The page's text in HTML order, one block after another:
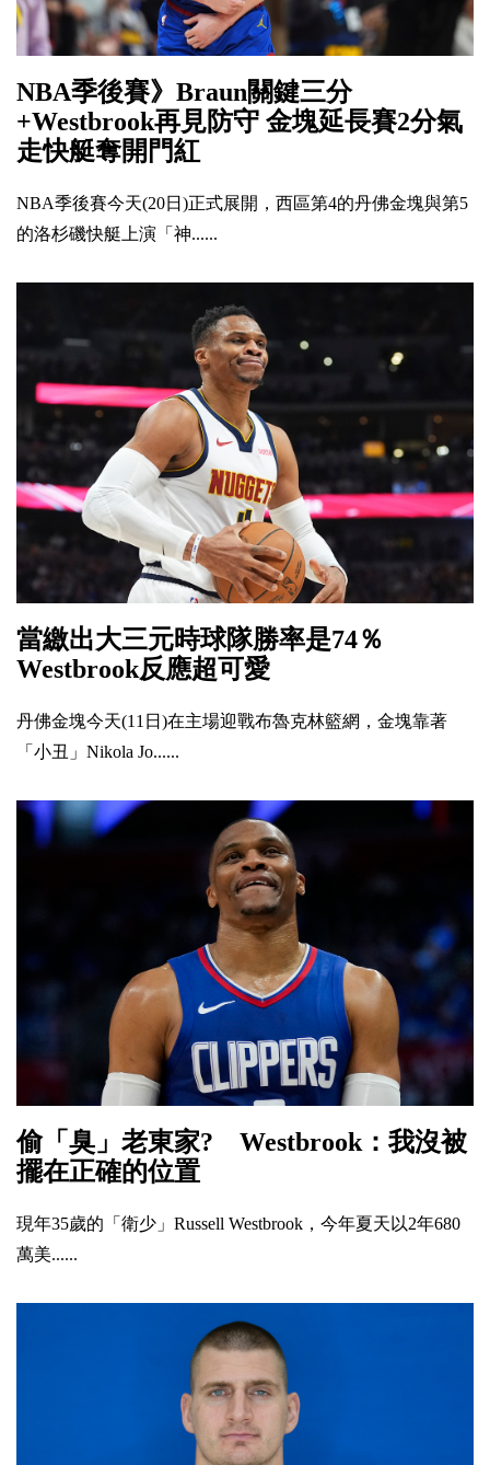
NBA季後賽》Braun關鍵三分
+Westbrook再見防守 金塊延長賽2分氣
走快艇奪開門紅
NBA季後賽今天(20日)正式展開，西區第4的丹佛金塊與第5
的洛杉磯快艇上演「神......
當繳出大三元時球隊勝率是74％
Westbrook反應超可愛
丹佛金塊今天(11日)在主場迎戰布魯克林籃網，金塊靠著
「小丑」Nikola Jo......
偷「臭」老東家? Westbrook：我沒被
擺在正確的位置
現年35歲的「衛少」Russell Westbrook，今年夏天以2年680
萬美......